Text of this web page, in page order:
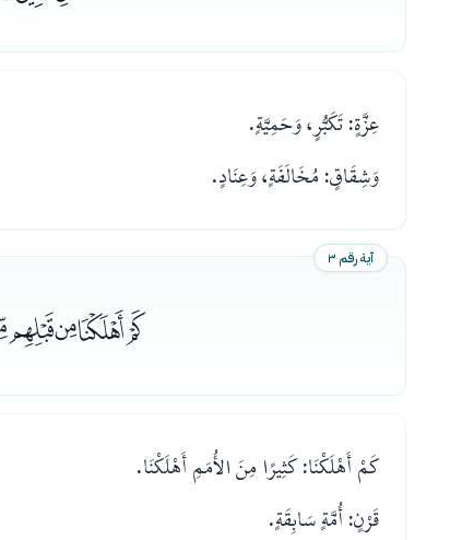
عِزَّةٍ: تَكَبُّرٍ، وَحَمِيَّةٍ.
وَشِقَاقٍ: مُخَالَفَةٍ، وَعِنَادٍ.
آية رقم ٣
كَمْ أَهْلَكْنَا: كَثِيرًا مِنَ الأُمَمِ أَهْلَكْنَا.
قَرْنٍ: أُمَّةٍ سَابِقَةٍ.